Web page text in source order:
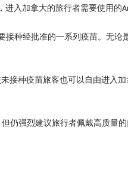
进入加拿大的旅行者需要使用的
接种经批准的一系列疫苗。无
接种疫苗旅客也可以自由进入
但仍强烈建议旅行者佩戴高质量的